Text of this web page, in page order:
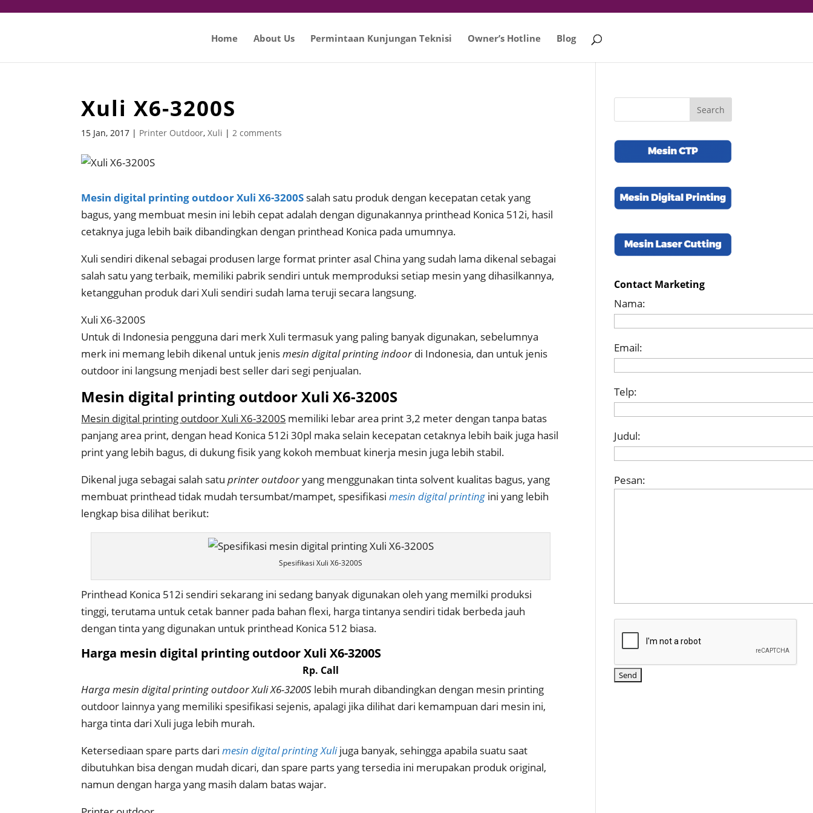
Home About Us Permintaan Kunjungan Teknisi Owner’s Hotline Blog
Xuli X6-3200S
15 Jan, 2017 | Printer Outdoor,Xuli |2 comments
Mesin digital printing outdoor Xuli X6-3200S salah satu produk dengan kecepatan cetak yang
bagus, yang membuat mesin ini lebih cepat adalah dengan digunakannya printhead Konica 512i, hasil
cetaknya juga lebih baik dibandingkan dengan printhead Konica pada umumnya.
Xuli sendiri dikenal sebagai produsen large format printer asal China yang sudah lama dikenal sebagai
salah satu yang terbaik, memiliki pabrik sendiri untuk memproduksi setiap mesin yang dihasilkannya,
ketangguhan produk dari Xuli sendiri sudah lama teruji secara langsung.
Xuli X6-3200S
Untuk di Indonesia pengguna dari merk Xuli termasuk yang paling banyak digunakan, sebelumnya
merk ini memang lebih dikenal untuk jenismesin digital printing indoordi Indonesia, dan untuk jenis
outdoor ini langsung menjadi best seller dari segi penjualan.
Mesin digital printing outdoor Xuli X6-3200S
Mesin digital printing outdoor Xuli X6-3200S memiliki lebar area print 3,2 meter dengan tanpa batas
panjang area print, dengan head Konica 512i 30pl maka selain kecepatan cetaknya lebih baik juga hasil
print yang lebih bagus, di dukung fisik yang kokoh membuat kinerja mesin juga lebih stabil.
Dikenal juga sebagai salah satuprinter outdooryang menggunakan tinta solvent kualitas bagus, yang
membuat printhead tidak mudah tersumbat/mampet, spesifikasimesin digital printing ini yang lebih
lengkap bisa dilihat berikut:
Spesifikasi Xuli X6-3200S
Printhead Konica 512i sendiri sekarang ini sedang banyak digunakan oleh yang memilki produksi
tinggi, terutama untuk cetak banner pada bahan flexi, harga tintanya sendiri tidak berbeda jauh
dengan tinta yang digunakan untuk printhead Konica 512 biasa.
Harga mesin digital printing outdoor Xuli X6-3200S
Rp. Call
Harga mesin digital printing outdoor Xuli X6-3200S lebih murah dibandingkan dengan mesin printing
outdoor lainnya yang memiliki spesifikasi sejenis, apalagi jika dilihat dari kemampuan dari mesin ini,
harga tinta dari Xuli juga lebih murah.
Ketersediaan spare parts darimesin digital printing Xulijuga banyak, sehingga apabila suatu saat
dibutuhkan bisa dengan mudah dicari, dan spare parts yang tersedia ini merupakan produk original,
namun dengan harga yang masih dalam batas wajar.
Contact Marketing
Nama:
Email:
Telp:
Judul:
Pesan: